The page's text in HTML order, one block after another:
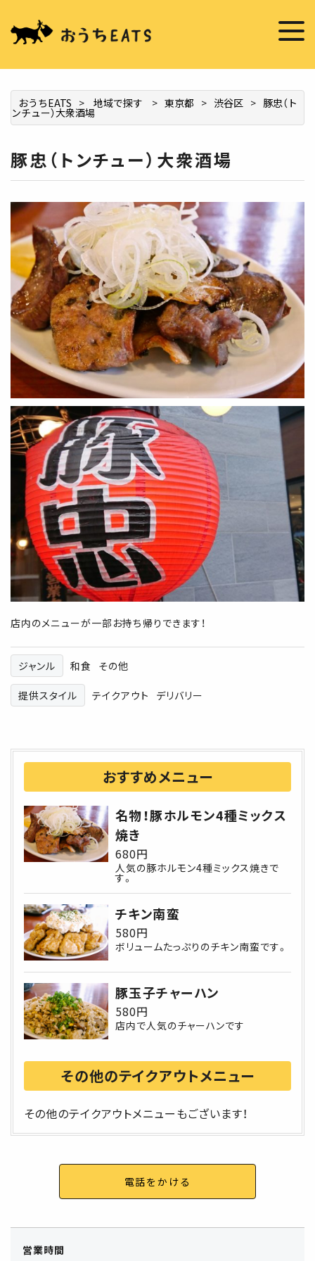
掲載希望の店舗様へ
お店を推薦する
おうちEATS > 地域で探す > 東京都 > 渋谷区 > 豚忠（ト
ンチュー）大衆酒場
豚忠（トンチュー）大衆酒場
店内のメニューが一部お持ち帰りできます！
ジャンル 和食 その他
提供スタイル テイクアウト デリバリー
おすすめメニュー
名物！豚ホルモン4種ミックス
焼き
680円
人気の豚ホルモン4種ミックス焼きで
す。
チキン南蛮
580円
ボリュームたっぷりのチキン南蛮です。
豚玉子チャーハン
580円
店内で人気のチャーハンです
その他のテイクアウトメニュー
その他のテイクアウトメニューもございます！
電話をかける
営業時間